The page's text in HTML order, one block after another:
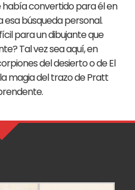
había convertido para él en
esa búsqueda personal.
para un dibujante que
Tal vez sea aquí, en
del desierto o de El
magia del trazo de Pratt